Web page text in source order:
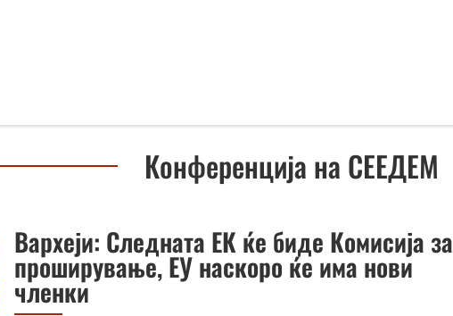
Конференција на СЕЕДЕМ
Вархеји: Следната ЕК ќе биде Комисија за
проширување, ЕУ наскоро ќе има нови
членки